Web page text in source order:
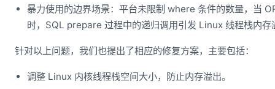
暴力使用的边界场景：平台未限制 where 条件的数量，当
时，SQL prepare 过程中的递归调用引发 Linux 线程栈内存
针对以上问题，我们也提出了相应的修复方案，主要包括：
调整 Linux 内核线程栈空间大小，防止内存溢出。